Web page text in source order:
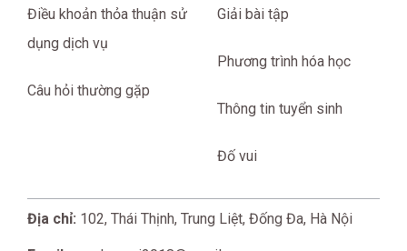
Điều khoản thỏa thuận sử
dụng dịch vụ
Câu hỏi thường gặp
Giải bài tập
Phương trình hóa học
Thông tin tuyển sinh
Đố vui
Địa chỉ: 102, Thái Thịnh, Trung Liệt, Đống Đa, Hà Nội